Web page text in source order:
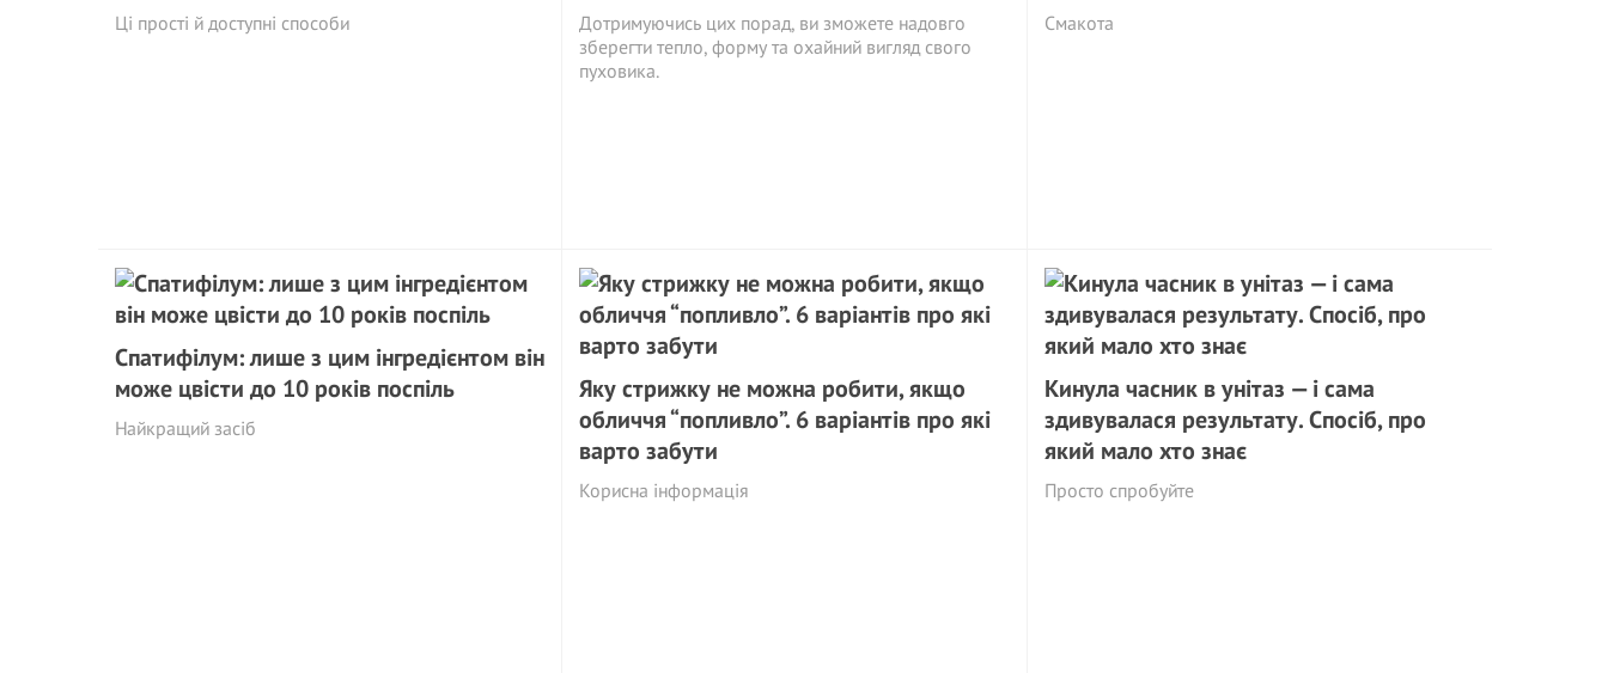
Ці прості й доступні способи
Дотримуючись цих порад, ви зможете надовго
зберегти тепло, форму та охайний вигляд свого
пуховика.
Смакота
Спатифілум: лише з цим інгредієнтом він
може цвісти до 10 років поспіль
Найкращий засіб
Яку стрижку не можна робити, якщо
обличчя “попливло”. 6 варіантів про які
варто забути
Корисна iнформація
Кинула часник в унітаз — і сама
здивувалася результату. Спосіб, про
який мало хто знає
Просто спробуйте